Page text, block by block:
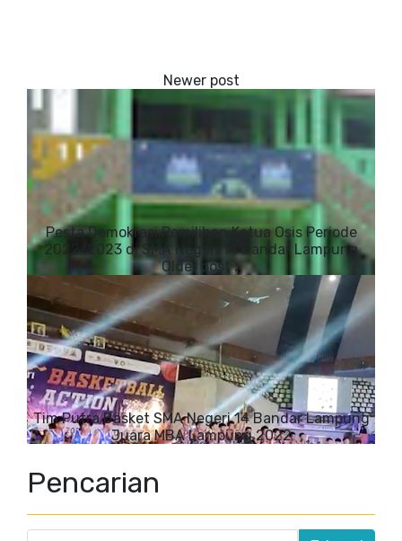
Pesta Demokrasi Pemilihan Ketua Osis Periode
2022/2023 di SMA Negeri 14 Bandar Lampung
Tim Putra Basket SMA Negeri 14 Bandar Lampung
Juara MBA Lampung 2022
Pencarian